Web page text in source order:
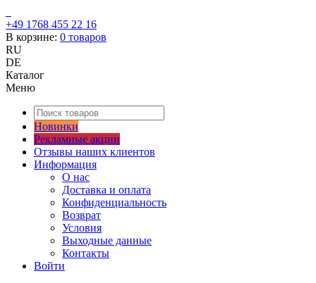
+49 1768 455 22 16
В корзине: 0 товаров
RU
DE
Каталог
Меню
Новинки
Рекламные акции
Отзывы наших клиентов
Информация
О нас
Доставка и оплата
Конфиденциальность
Возврат
Условия
Выходные данные
Контакты
Войти